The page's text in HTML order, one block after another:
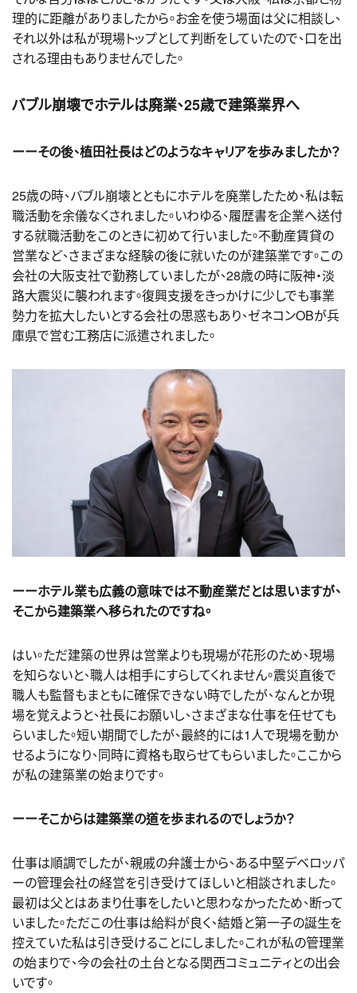
理的に距離がありましたから。お金を使う場面は父に相談し、
それ以外は私が現場トップとして判断をしていたので、口を出
される理由もありませんでした。
バブル崩壊でホテルは廃業、25歳で建築業界へ
ーーその後、植田社長はどのようなキャリアを歩みましたか？
25歳の時、バブル崩壊とともにホテルを廃業したため、私は転
職活動を余儀なくされました。いわゆる、履歴書を企業へ送付
する就職活動をこのときに初めて行いました。不動産賃貸の
営業など、さまざまな経験の後に就いたのが建築業です。この
会社の大阪支社で勤務していましたが、28歳の時に阪神・淡
路大震災に襲われます。復興支援をきっかけに少しでも事業
勢力を拡大したいとする会社の思惑もあり、ゼネコンOBが兵
庫県で営む工務店に派遣されました。
ーーホテル業も広義の意味では不動産業だとは思いますが、
そこから建築業へ移られたのですね。
はい。ただ建築の世界は営業よりも現場が花形のため、現場
を知らないと、職人は相手にすらしてくれません。震災直後で
職人も監督もまともに確保できない時でしたが、なんとか現
場を覚えようと、社長にお願いし、さまざまな仕事を任せても
らいました。短い期間でしたが、最終的には1人で現場を動か
せるようになり、同時に資格も取らせてもらいました。ここから
が私の建築業の始まりです。
ーーそこからは建築業の道を歩まれるのでしょうか？
仕事は順調でしたが、親戚の弁護士から、ある中堅デベロッパ
ーの管理会社の経営を引き受けてほしいと相談されました。
最初は父とはあまり仕事をしたいと思わなかったため、断って
いました。ただこの仕事は給料が良く、結婚と第一子の誕生を
控えていた私は引き受けることにしました。これが私の管理業
の始まりで、今の会社の土台となる関西コミュニティとの出会
いです。